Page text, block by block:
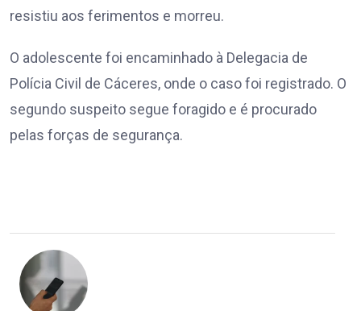
resistiu aos ferimentos e morreu.
O adolescente foi encaminhado à Delegacia de
Polícia Civil de Cáceres, onde o caso foi registrado. O
segundo suspeito segue foragido e é procurado
pelas forças de segurança.